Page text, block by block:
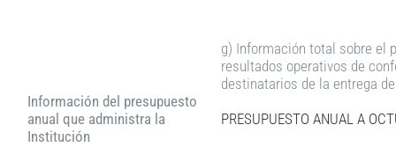
Información del presupuesto
anual que administra la
Institución
g) Información total sobre el
resultados operativos de
destinatarios de la entrega
PRESUPUESTO ANUAL A